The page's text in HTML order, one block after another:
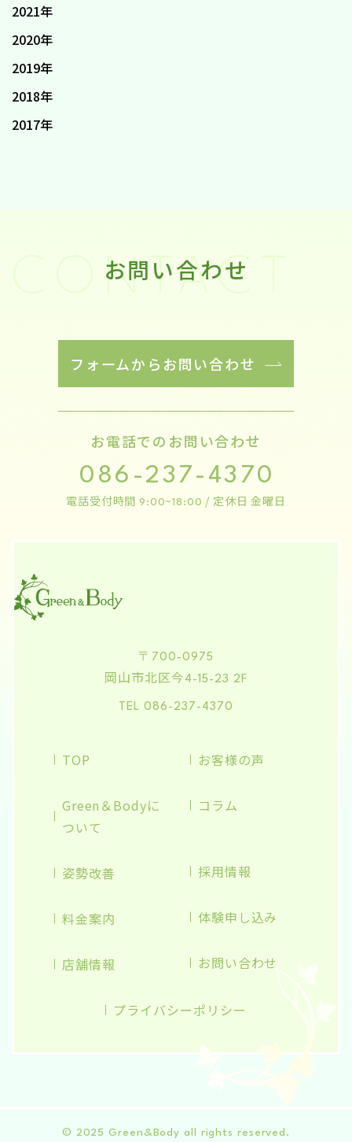
2021年
2020年
2019年
2018年
2017年
お問い合わせ
CONTACT
フォームからお問い合わせ
お電話でのお問い合わせ
086-237-4370
電話受付時間 9:00~18:00 / 定休日 金曜日
〒700-0975
岡山市北区今 4-15-23 2F
TEL 086-237-4370
TOP
Green＆Bodyに
ついて
姿勢改善
料金案内
店舗情報
お客様の声
コラム
採用情報
体験申し込み
お問い合わせ
プライバシーポリシー
© 2025 Green&Body all rights reserved.